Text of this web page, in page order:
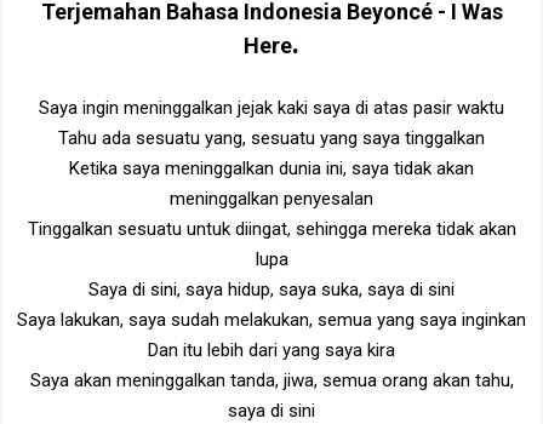
Terjemahan Bahasa Indonesia Beyoncé - I Was
Here.
Saya ingin meninggalkan jejak kaki saya di atas pasir waktu
Tahu ada sesuatu yang, sesuatu yang saya tinggalkan
Ketika saya meninggalkan dunia ini, saya tidak akan
meninggalkan penyesalan
Tinggalkan sesuatu untuk diingat, sehingga mereka tidak akan
lupa
Saya di sini, saya hidup, saya suka, saya di sini
Saya lakukan, saya sudah melakukan, semua yang saya inginkan
Dan itu lebih dari yang saya kira
Saya akan meninggalkan tanda, jiwa, semua orang akan tahu,
saya di sini